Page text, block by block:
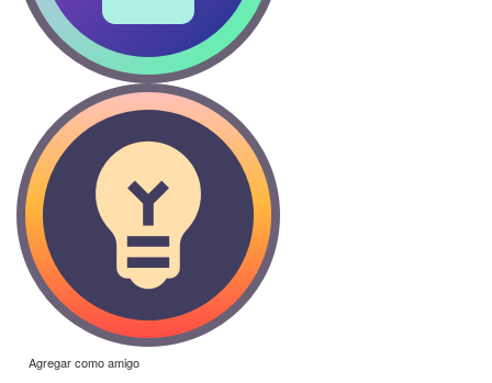
Agregar como amigo